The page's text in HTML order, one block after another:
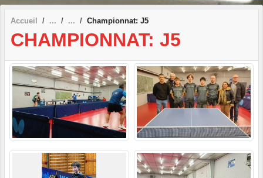
Accueil Championnat: J5
CHAMPIONNAT: J5